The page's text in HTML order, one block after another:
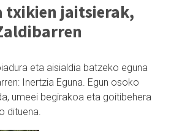
txikien jaitsierak,
eta aisialdia batzeko eguna
Inertzia Eguna. Egun osoko
umeei begirakoa eta goitibehera
dituena.